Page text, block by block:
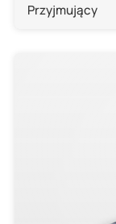
Przyjmujący